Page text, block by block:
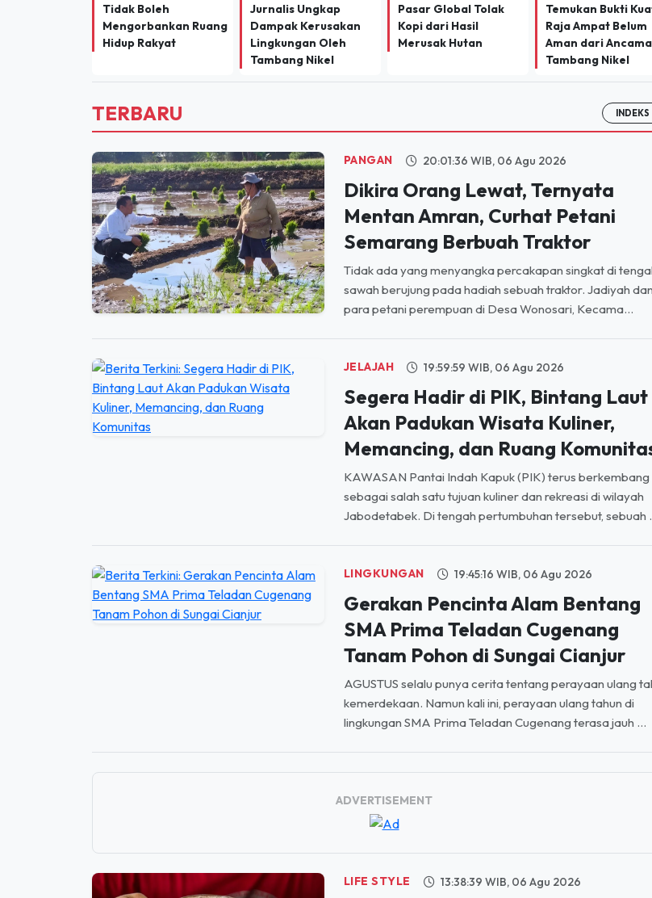
Tidak Boleh
Mengorbankan Ruang
Hidup Rakyat
Jurnalis Ungkap
Dampak Kerusakan
Lingkungan Oleh
Tambang Nikel
Pasar Global Tolak
Kopi dari Hasil
Merusak Hutan
Temukan Bukti
Raja Ampat Belum
Aman dari
Tambang Nikel
TERBARU INDEKS
PANGAN 20:01:36 WIB, 06 Agu 2026
Dikira Orang Lewat, Ternyata
Mentan Amran, Curhat Petani
Semarang Berbuah Traktor
Tidak ada yang menyangka percakapan singkat di
sawah berujung pada hadiah sebuah traktor. Jadiyah dan
para petani perempuan di Desa Wonosari, Kecama...
JELAJAH 19:59:59 WIB, 06 Agu 2026
Segera Hadir di PIK, Bintang Laut
Akan Padukan Wisata Kuliner,
Memancing, dan Ruang
KAWASAN Pantai Indah Kapuk (PIK) terus berkembang
sebagai salah satu tujuan kuliner dan rekreasi di wilayah
Jabodetabek. Di tengah pertumbuhan tersebut, sebuah
LINGKUNGAN 19:45:16 WIB, 06 Agu 2026
Gerakan Pencinta Alam Bentang
SMA Prima Teladan Cugenang
Tanam Pohon di Sungai Cianjur
AGUSTUS selalu punya cerita tentang perayaan ulang
kemerdekaan. Namun kali ini, perayaan ulang tahun di
lingkungan SMA Prima Teladan Cugenang terasa jauh ...
ADVERTISEMENT
LIFE STYLE 13:38:39 WIB, 06 Agu 2026